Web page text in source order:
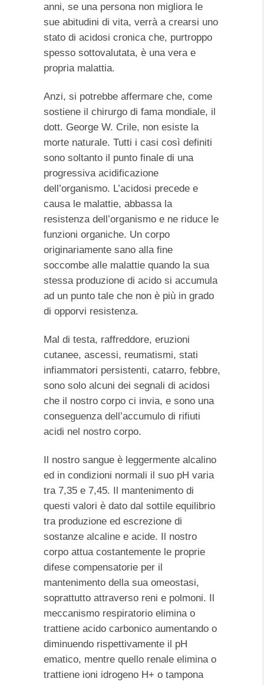
anni, se una persona non migliora le
sue abitudini di vita, verrà a crearsi uno
stato di acidosi cronica che, purtroppo
spesso sottovalutata, è una vera e
propria malattia.
Anzi, si potrebbe affermare che, come
sostiene il chirurgo di fama mondiale, il
dott. George W. Crile, non esiste la
morte naturale. Tutti i casi così definiti
sono soltanto il punto finale di una
progressiva acidificazione
dell’organismo. L’acidosi precede e
causa le malattie, abbassa la
resistenza dell’organismo e ne riduce le
funzioni organiche. Un corpo
originariamente sano alla fine
soccombe alle malattie quando la sua
stessa produzione di acido si accumula
ad un punto tale che non è più in grado
di opporvi resistenza.
Mal di testa, raffreddore, eruzioni
cutanee, ascessi, reumatismi, stati
infiammatori persistenti, catarro, febbre,
sono solo alcuni dei segnali di acidosi
che il nostro corpo ci invia, e sono una
conseguenza dell’accumulo di rifiuti
acidi nel nostro corpo.
Il nostro sangue è leggermente alcalino
ed in condizioni normali il suo pH varia
tra 7,35 e 7,45. Il mantenimento di
questi valori è dato dal sottile equilibrio
tra produzione ed escrezione di
sostanze alcaline e acide. Il nostro
corpo attua costantemente le proprie
difese compensatorie per il
mantenimento della sua omeostasi,
soprattutto attraverso reni e polmoni. Il
meccanismo respiratorio elimina o
trattiene acido carbonico aumentando o
diminuendo rispettivamente il pH
ematico, mentre quello renale elimina o
trattiene ioni idrogeno H+ o tampona